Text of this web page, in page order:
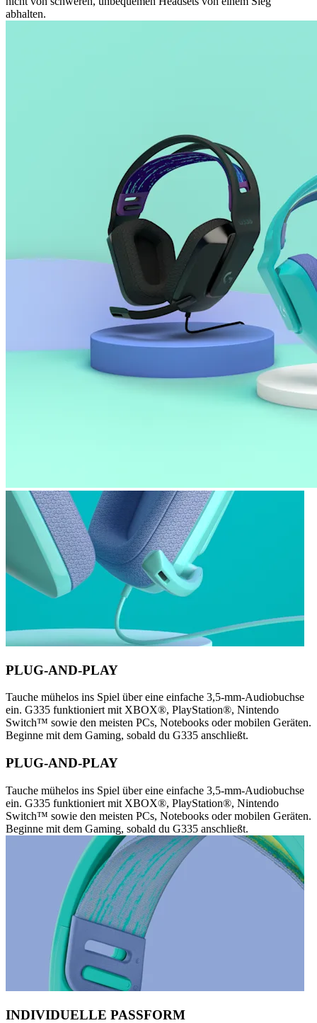
abhalten.
PLUG-AND-PLAY
Tauche mühelos ins Spiel über eine einfache 3,5-mm-Audiobuchse
ein. G335 funktioniert mit XBOX®, PlayStation®, Nintendo
Switch™ sowie den meisten PCs, Notebooks oder mobilen Geräten.
Beginne mit dem Gaming, sobald du G335 anschließt.
PLUG-AND-PLAY
Tauche mühelos ins Spiel über eine einfache 3,5-mm-Audiobuchse
ein. G335 funktioniert mit XBOX®, PlayStation®, Nintendo
Switch™ sowie den meisten PCs, Notebooks oder mobilen Geräten.
Beginne mit dem Gaming, sobald du G335 anschließt.
INDIVIDUELLE PASSFORM